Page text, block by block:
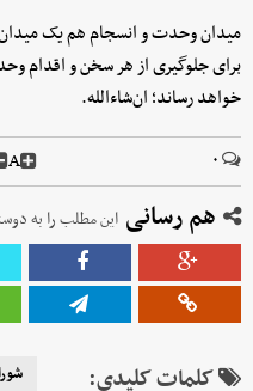
میدان وحدت و انسجام هم یک
برای جلوگیری از هر سخن و اقدام
خواهد رساند؛ ان‌شاءالله.
۰ A
هم رسانی این مطلب را به
کلمات کلیدی: